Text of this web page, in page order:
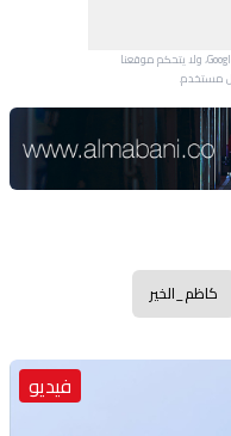
يتم عرض هذا الإعلان بواسطة إعلانات Google، ولا يتحكم موقعنا
مستخدم.
كاظم_الخير
فيديو